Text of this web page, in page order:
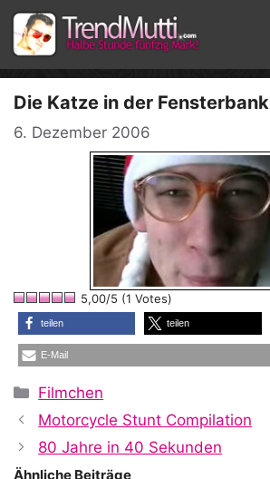
Zum
Inhalt
springen
Die Katze in der Fensterbank
6. Dezember 2006
5,00/5 (1 Votes)
teilen teilen
E-Mail
Kategorien
Filmchen
Motorcycle Stunt Compilation
80 Jahre in 40 Sekunden
Ähnliche Beiträge